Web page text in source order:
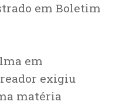
em Boletim
em
exigiu
matéria